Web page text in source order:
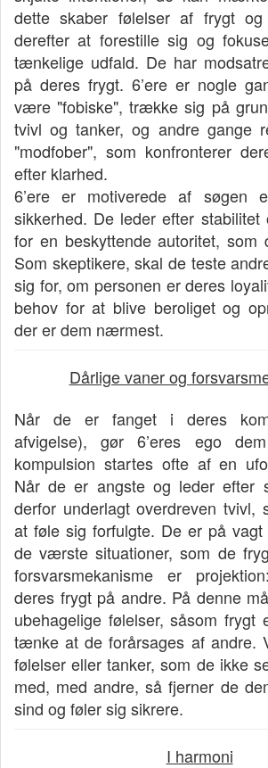
dette skaber følelser af frygt
derefter at forestille sig og
tænkelige udfald. De har
på deres frygt. 6’ere er nogle
være "fobiske", trække sig på
tvivl og tanker, og andre gange
"modfober", som konfronterer
efter klarhed.
6’ere er motiverede af søgen
sikkerhed. De leder efter
for en beskyttende autoritet, som
Som skeptikere, skal de teste
sig for, om personen er deres
behov for at blive beroliget og
der er dem nærmest.
Dårlige vaner og
Når de er fanget i deres
afvigelse), gør 6’eres ego
kompulsion startes ofte af en
Når de er angste og leder efter
derfor underlagt overdreven tvivl,
at føle sig forfulgte. De er på
de værste situationer, som de
forsvarsmekanisme er
deres frygt på andre. På denne
ubehagelige følelser, såsom frygt
tænke at de forårsages af andre.
følelser eller tanker, som de ikke
med, med andre, så fjerner de
sind og føler sig sikrere.
I harmoni